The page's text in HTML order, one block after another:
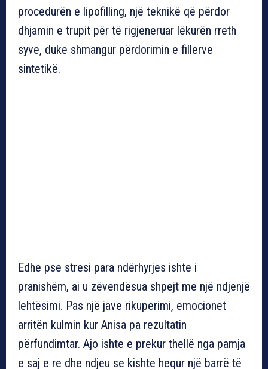
procedurën e lipofilling, një teknikë që përdor
dhjamin e trupit për të rigjeneruar lëkurën rreth
syve, duke shmangur përdorimin e fillerve
sintetikë.
Edhe pse stresi para ndërhyrjes ishte i
pranishëm, ai u zëvendësua shpejt me një ndjenjë
lehtësimi. Pas një jave rikuperimi, emocionet
arritën kulmin kur Anisa pa rezultatin
përfundimtar. Ajo ishte e prekur thellë nga pamja
e saj e re dhe ndjeu se kishte hequr një barrë të